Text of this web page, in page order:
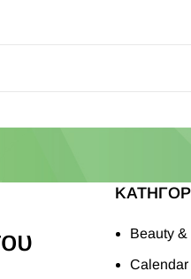
Beauty &
Calendar